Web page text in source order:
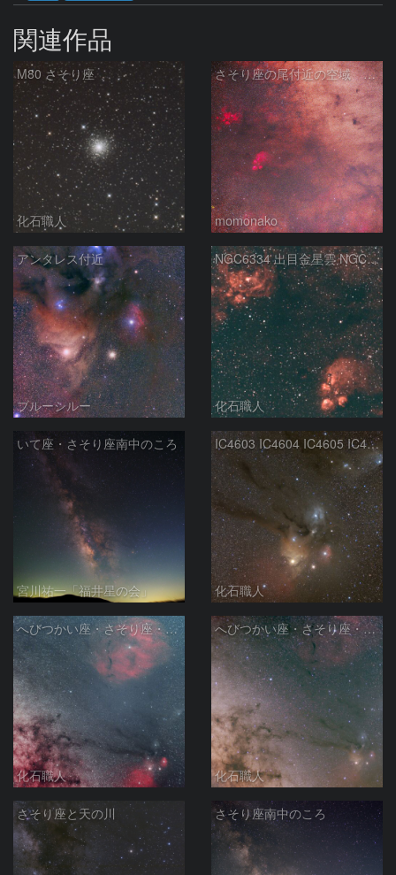
関連作品
M80 さそり座
化石職人
さそり座の尾付近の空域 260718
momonako
アンタレス付近
ブルーシルー
NGC6334 出目金星雲 NGC6357 彼岸花星雲 さそり座
化石職人
いて座・さそり座南中のころ
宮川祐一「福井星の会」
IC4603 IC4604 IC4605 IC4606 Sh2-9 IC4592 カラフルタウン 青い馬頭星雲 さそり座
化石職人
へびつかい座・さそり座・いて座と天の川
化石職人
へびつかい座・さそり座・いて座と天の川
化石職人
さそり座と天の川 さそり座南中のころ